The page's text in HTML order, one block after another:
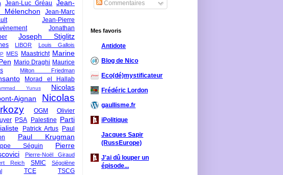
Jean-Luc Gréau
Jean-
Mélenchon
Jean-Marc
Jean-Pierre
Jonathan
Joseph Stiglitz
LIBOR Louis Gallois
MES Maastricht Marine
Mario Draghi Maurice
Milton Friedman
Morad el Hallab
Yunus
Nicolas
Aignan
Nicolas
OGM
Olivier
PSA Palestine Parti
Patrick Artus
Paul
Paul Krugman
Séguin
Pierre
Pierre-Noël Giraud
Reich
SMIC
Ségolène
TCE TSCG
Commentaires
Mes favoris
Antidote
Blog de Nico
Eco(dé)mystificateur
Frédéric Lordon
gaullisme.fr
iPolitique
Jacques Sapir
(RussEurope)
J'ai dû louper un
épisode...